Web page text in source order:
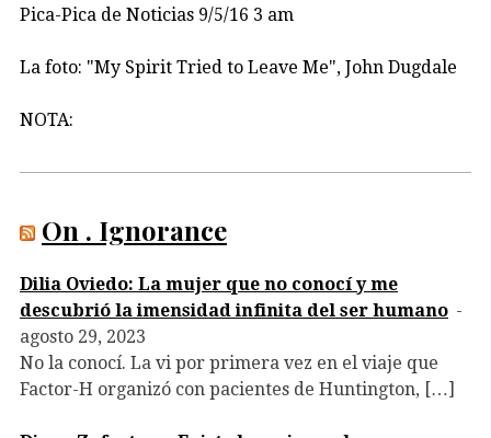
Pica-Pica de Noticias 9/5/16 3 am
La foto: "My Spirit Tried to Leave Me", John Dugdale
NOTA:
On . Ignorance
Dilia Oviedo: La mujer que no conocí y me
descubrió la imensidad infinita del ser humano
agosto 29, 2023
No la conocí. La vi por primera vez en el viaje que
Factor-H organizó con pacientes de Huntington, […]